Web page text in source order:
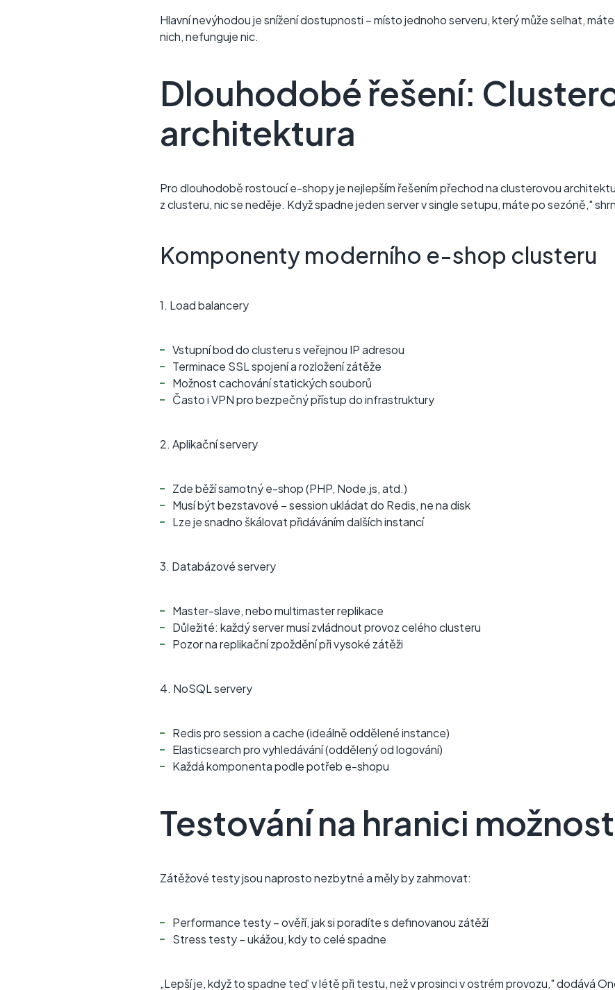
Hlavní nevýhodou je snížení dostupnosti – místo jednoho serveru, který může selhat,
nich, nefunguje nic.
Dlouhodobé řešení:
architektura
Pro dlouhodobě rostoucí e-shopy je nejlepším řešením přechod na clusterovou
z clusteru, nic se neděje. Když spadne jeden server v single setupu, máte po sezóně,"
Komponenty moderního e-shop clusteru
1. Load balancery
Vstupní bod do clusteru s veřejnou IP adresou
Terminace SSL spojení a rozložení zátěže
Možnost cachování statických souborů
Často i VPN pro bezpečný přístup do infrastruktury
2. Aplikační servery
Zde běží samotný e-shop (PHP, Node.js, atd.)
Musí být bezstavové – session ukládat do Redis, ne na disk
Lze je snadno škálovat přidáváním dalších instancí
3. Databázové servery
Master-slave, nebo multimaster replikace
Důležité: každý server musí zvládnout provoz celého clusteru
Pozor na replikační zpoždění při vysoké zátěži
4. NoSQL servery
Redis pro session a cache (ideálně oddělené instance)
Elasticsearch pro vyhledávání (oddělený od logování)
Každá komponenta podle potřeb e-shopu
Testování na hranici
Zátěžové testy jsou naprosto nezbytné a měly by zahrnovat:
Performance testy – ověří, jak si poradíte s definovanou zátěží
Stress testy – ukážou, kdy to celé spadne
„Lepší je, když to spadne teď v létě při testu, než v prosinci v ostrém provozu," dodává